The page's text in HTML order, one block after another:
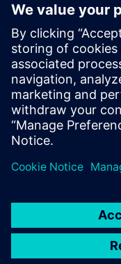
George
은 노련
영국 전
에 포함
데 주력
Polarion
이는 방